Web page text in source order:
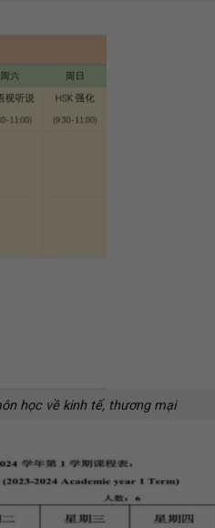
học về kinh tế, thương mại